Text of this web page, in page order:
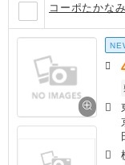
コーポたかな